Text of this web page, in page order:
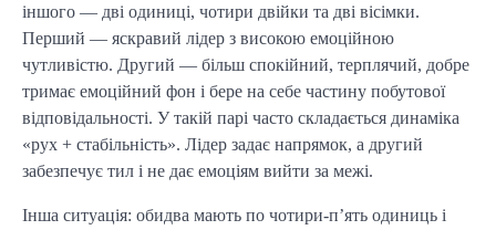
іншого — дві одиниці, чотири двійки та дві вісімки.
Перший — яскравий лідер з високою емоційною
чутливістю. Другий — більш спокійний, терплячий, добре
тримає емоційний фон і бере на себе частину побутової
відповідальності. У такій парі часто складається динаміка
«рух + стабільність». Лідер задає напрямок, а другий
забезпечує тил і не дає емоціям вийти за межі.
Інша ситуація: обидва мають по чотири-п’ять одиниць і